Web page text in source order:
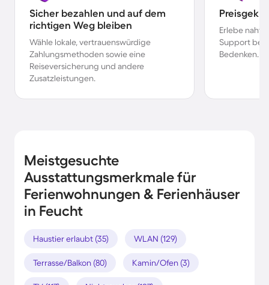
Sicher bezahlen und auf dem
richtigen Weg bleiben
Wähle lokale, vertrauenswürdige
Zahlungsmethoden sowie eine
Reiseversicherung und andere
Zusatzleistungen.
Erlebe
Support bei
Bedenken.
Meistgesuchte
Ausstattungsmerkmale für
Ferienwohnungen & Ferienhäuser
in Feucht
Haustier erlaubt (35) WLAN (129)
Terrasse/Balkon (80) Kamin/Ofen (3)